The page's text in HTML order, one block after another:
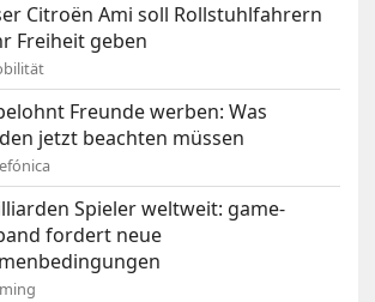
Citroën Ami soll Rollstuhlfahrern
Freiheit geben
Freunde werben: Was
jetzt beachten müssen
Spieler weltweit: game-
fordert neue